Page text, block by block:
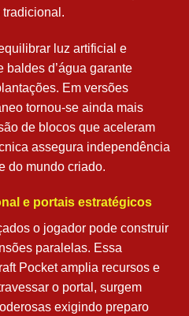
luz artificial e
baldes d’água garante
Em versões
tornou-se ainda mais
de blocos que aceleram
assegura independência
do mundo criado.
e portais estratégicos
o jogador pode construir
paralelas. Essa
Pocket amplia recursos e
o portal, surgem
exigindo preparo